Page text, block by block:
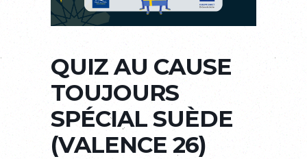
QUIZ AU CAUSE
TOUJOURS
SPÉCIAL SUÈDE
(VALENCE 26)